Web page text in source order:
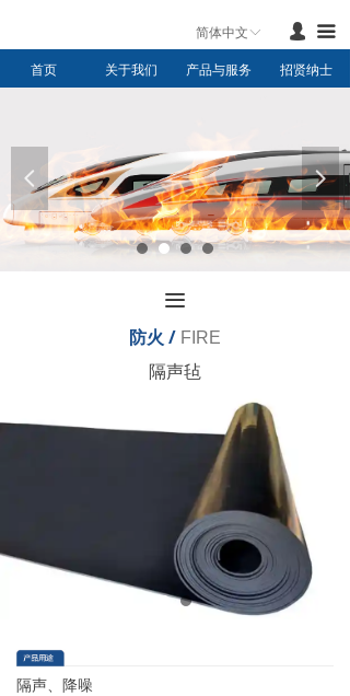
넙
ꀅ
简体中文
首页 关于我们 产品与服务 招贤纳士
끀
产品与服务
联系我们
关于我们
隔声毡
防火 / FIRE
끀
隔声、降噪
넳 넲